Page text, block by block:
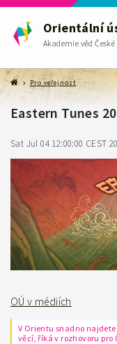
Orientální
Akademie věd
OÚ v médiích
V Orientu snadno
věcí, říká v rozhovoru pro
Pro veřejnost
Eastern Tunes
Sat Jul 04 12:00:00 CEST